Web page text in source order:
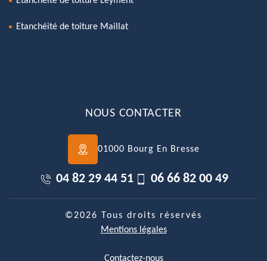
Etanchéité de toiture Maillat
NOUS CONTACTER
01000 Bourg En Bresse
04 82 29 44 51 06 66 82 00 49
©2026 Tous droits réservés
Mentions légales
Contactez-nous